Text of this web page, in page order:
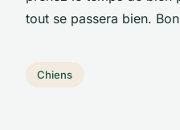
tout se passera bien.
Chiens